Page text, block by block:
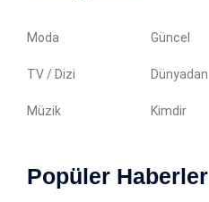
Moda Güncel
TV / Dizi Dünyadan
Müzik Kimdir
Popüler Haberler